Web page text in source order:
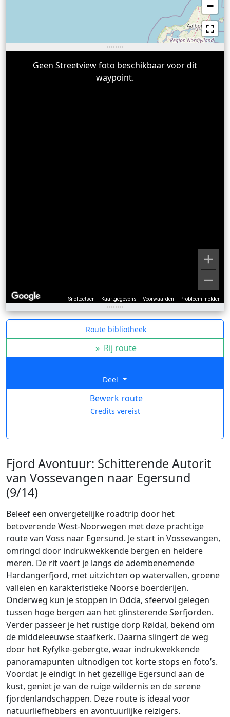
−
Sneltoetsen Kaartgegevens Voorwaarden Probleem melden
Geen Streetview foto beschikbaar voor dit
waypoint.
Route bibliotheek
» Rij route
Deel
Bewerk route
Credits vereist
Fjord Avontuur: Schitterende Autorit
van Vossevangen naar Egersund
(9/14)
Beleef een onvergetelijke roadtrip door het
betoverende West-Noorwegen met deze prachtige
route van Voss naar Egersund. Je start in Vossevangen,
omringd door indrukwekkende bergen en heldere
meren. De rit voert je langs de adembenemende
Hardangerfjord, met uitzichten op watervallen, groene
valleien en karakteristieke Noorse boerderijen.
Onderweg kun je stoppen in Odda, sfeervol gelegen
tussen hoge bergen aan het glinsterende Sørfjorden.
Verder passeer je het rustige dorp Røldal, bekend om
de middeleeuwse staafkerk. Daarna slingert de weg
door het Ryfylke-gebergte, waar indrukwekkende
panoramapunten uitnodigen tot korte stops en foto’s.
Voordat je eindigt in het gezellige Egersund aan de
kust, geniet je van de ruige wildernis en de serene
fjordenlandschappen. Deze route is ideaal voor
natuurliefhebbers en avontuurlijke reizigers.